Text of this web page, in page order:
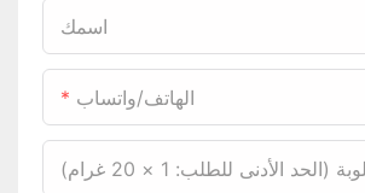
اسمك
الهاتف/واتساب
الأدنى للطلب: 1 × 20 غرام)